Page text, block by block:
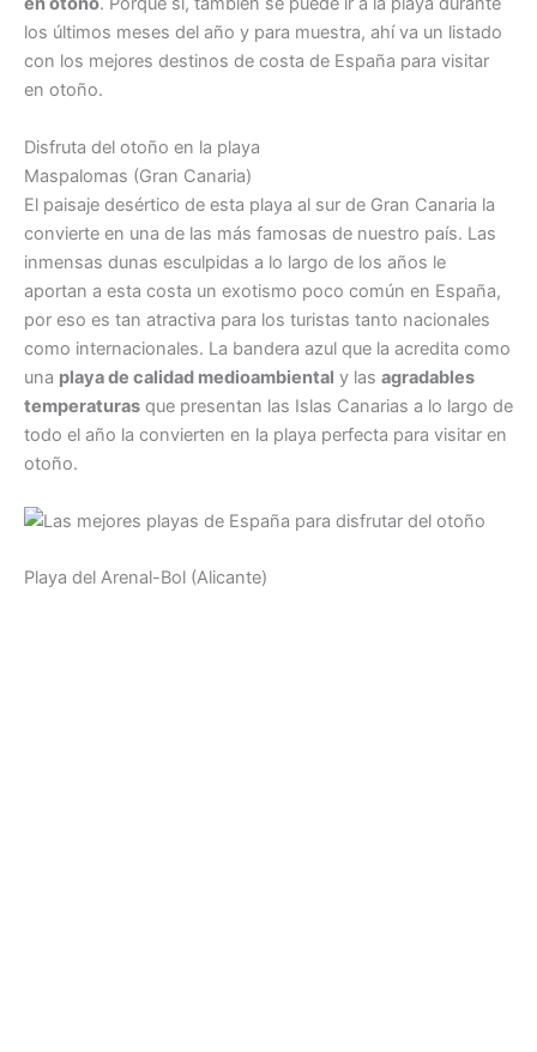
los últimos meses del año y para muestra, ahí va un listado
con los mejores destinos de costa de España para visitar
en otoño.
Disfruta del otoño en la playa
Maspalomas (Gran Canaria)
El paisaje desértico de esta playa al sur de Gran Canaria la
convierte en una de las más famosas de nuestro país. Las
inmensas dunas esculpidas a lo largo de los años le
aportan a esta costa un exotismo poco común en España,
por eso es tan atractiva para los turistas tanto nacionales
como internacionales. La bandera azul que la acredita como
una playa de calidad medioambiental y las agradables
temperaturas que presentan las Islas Canarias a lo largo de
todo el año la convierten en la playa perfecta para visitar en
otoño.
Playa del Arenal-Bol (Alicante)